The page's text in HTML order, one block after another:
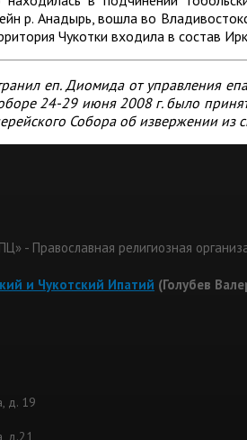
р. Анадырь, вошла во
Чукотки входила в состав
еп. Диомида от управления
24-29 июня 2008 г. было
Собора об извержении
- Православная религиозная
и Чукотский Ипатий (Голубев
д. 19
д.21